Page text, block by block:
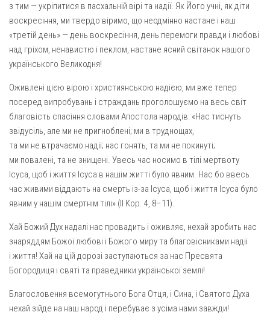
з тим — укріпитися в пасхальній вірі та надії. Як Його учні, як діти
воскресіння, ми твердо віримо, що неодмінно настане і наш
«третій день» — день воскресіння, день перемоги правди і любові
над гріхом, ненавистю і пеклом, настане ясний світанок нашого
українського Великодня!
Оживлені цією вірою і християнською надією, ми вже тепер
посеред випробувань і страждань проголошуємо на весь світ
благовість спасіння словами Апостола народів: «Нас тиснуть
звідусіль, але ми не пригноблені; ми в труднощах,
та ми не втрачаємо надії; нас гонять, та ми не покинуті;
ми повалені, та не знищені. Увесь час носимо в тілі мертвоту
Ісуса, щоб і життя Ісуса в нашім житті було явним. Нас бо ввесь
час живими віддають на смерть із-за Ісуса, щоб і життя Ісуса було
явним у нашім смертнім тілі» (II Кор. 4, 8–11).
Хай Божий Дух надалі нас провадить і оживляє, нехай зробить нас
знаряддям Божої любові і Божого миру та благовісниками надії
і життя! Хай на цій дорозі заступаються за нас Пресвята
Богородиця і святі та праведники української землі!
Благословення всемогутнього Бога Отця, і Сина, і Святого Духа
нехай зійде на наш народ і перебуває з усіма нами завжди!